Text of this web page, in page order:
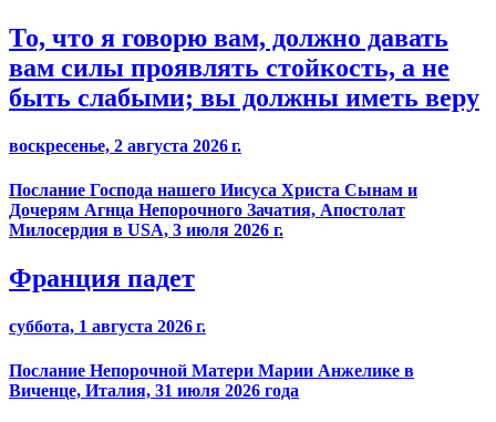
То, что я говорю вам, должно давать
вам силы проявлять стойкость, а не
быть слабыми; вы должны иметь веру
воскресенье, 2 августа 2026 г.
Послание Господа нашего Иисуса Христа Сынам и
Дочерям Агнца Непорочного Зачатия, Апостолат
Милосердия в USA, 3 июля 2026 г.
Франция падет
суббота, 1 августа 2026 г.
Послание Непорочной Матери Марии Анжелике в
Виченце, Италия, 31 июля 2026 года